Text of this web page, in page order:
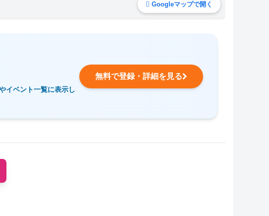
Googleマップで開く
イベント一覧に表示し
無料で登録・詳細を見る